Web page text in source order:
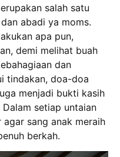
salah satu
abadi ya moms.
apa pun,
demi melihat buah
dan
tindakan, doa-doa
menjadi bukti kasih
setiap untaian
sang anak meraih
berkah.